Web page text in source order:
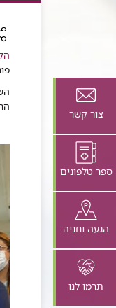
צור קשר
ספר טלפונים
הגעה וחניה
תרמו לנו